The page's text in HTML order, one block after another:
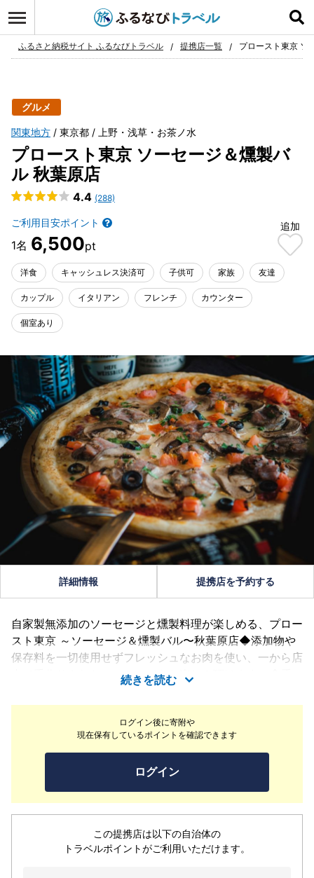
お気に入り
ふるさと納税サイト ふるなびトラベル 提携店一覧 プロースト東京 ソ
グルメ
関東地方 東京都 上野・浅草・お茶ノ水
プロースト東京 ソーセージ＆燻製バ
ル 秋葉原店
4.4 (288)
ご利用目安ポイント
6,500
追加
洋食 キャッシュレス決済可 子供可 家族 友達
カップル イタリアン フレンチ カウンター
個室あり
ログイン後に寄附や
現在保有しているポイントを確認できます
ログイン
この提携店は以下の自治体の
トラベルポイントがご利用いただけます。
詳細情報 提携店を予約する
自家製無添加のソーセージと燻製料理が楽しめる、プロー
スト東京 ～ソーセージ＆燻製バル〜秋葉原店◆添加物や
保存料を一切使用せずフレッシュなお肉を使い、一から店
内で手作りされたソーセージをお楽しみ頂けます。◆季
節の食材をお店に常設した燻製機で燻し、提供。素材に合
わせた調理方法で仕上げます。◆自慢のソーセージ、燻
製料理が楽しめるコースプランは全て飲み放題付きでご用
意しております。◆自家製燻製ウィスキーや世界のクラ
フトビールも楽しめます。
続きを読む